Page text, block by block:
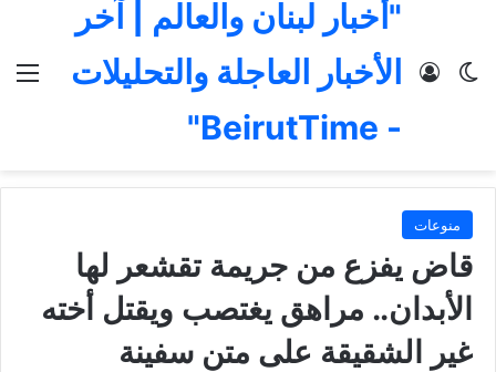
"أخبار لبنان والعالم | آخر
الأخبار العاجلة والتحليلات
- BeirutTime"
الوضع المظلم
تسجيل الدخول
منوعات
قاض يفزع من جريمة تقشعر لها
الأبدان.. مراهق يغتصب ويقتل أخته
غير الشقيقة على متن سفينة